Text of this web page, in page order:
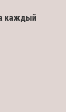
каждый